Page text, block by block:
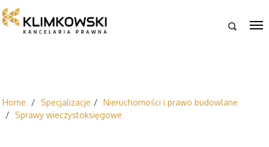

Home Specjalizacje
Nieruchomości i prawo budowlane
Sprawy wieczystoksięgowe